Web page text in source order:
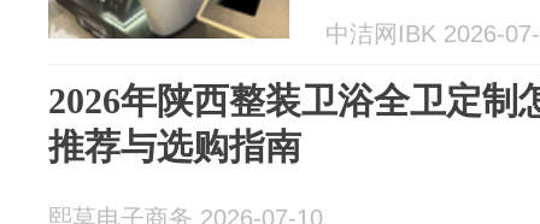
中洁网IBK 2026-
2026年陕西整装卫浴全卫定制
推荐与选购指南
熙莫电子商务 2026-07-10